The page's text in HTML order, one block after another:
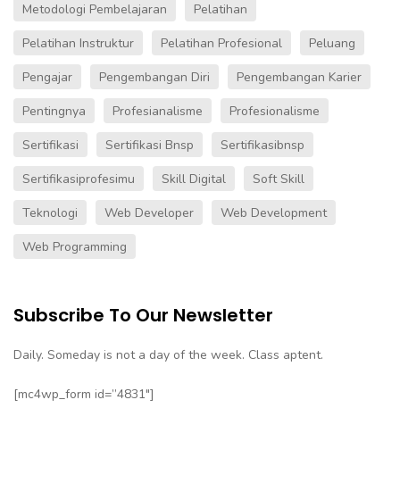
Metodologi Pembelajaran
Pelatihan
Pelatihan Instruktur
Pelatihan Profesional
Peluang
Pengajar
Pengembangan Diri
Pengembangan Karier
Pentingnya
Profesianalisme
Profesionalisme
Sertifikasi
Sertifikasi Bnsp
Sertifikasibnsp
Sertifikasiprofesimu
Skill Digital
Soft Skill
Teknologi
Web Developer
Web Development
Web Programming
Subscribe To Our Newsletter
Daily. Someday is not a day of the week. Class aptent.
[mc4wp_form id=”4831″]